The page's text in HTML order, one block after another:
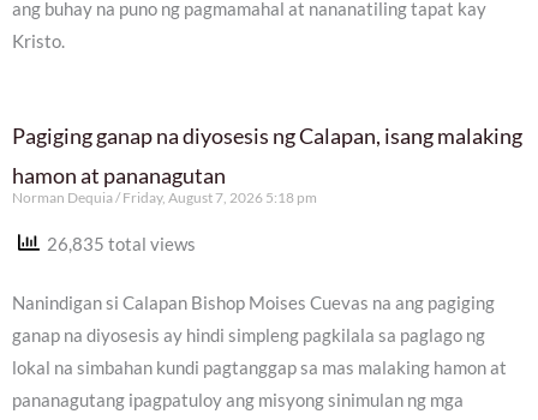
ang buhay na puno ng pagmamahal at nananatiling tapat kay
Kristo.
Pagiging ganap na diyosesis ng Calapan, isang malaking
hamon at pananagutan
Norman Dequia Friday, August 7, 2026 5:18 pm
26,835 total views
Nanindigan si Calapan Bishop Moises Cuevas na ang pagiging
ganap na diyosesis ay hindi simpleng pagkilala sa paglago ng
lokal na simbahan kundi pagtanggap sa mas malaking hamon at
pananagutang ipagpatuloy ang misyong sinimulan ng mga